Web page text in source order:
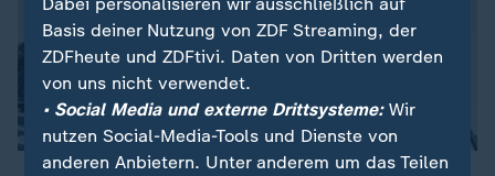
Basis deiner Nutzung von ZDF Streaming, der
ZDFheute und ZDFtivi. Daten von Dritten werden
von uns nicht verwendet.
• Social Media und externe Drittsysteme:Wir
nutzen Social-Media-Tools und Dienste von
anderen Anbietern. Unter anderem um das Teilen